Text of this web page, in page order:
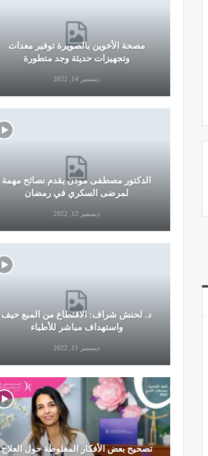
مصحة الأخوين بالصويرة توفير معدات
وتجهيزات حديثة وجد متطورة
ديسمبر 14, 2022
الدكتور مصطفى مودن يقدم نصائح مهمة
لمرضى السكري في رمضان
ديسمبر 12, 2022
د. لحنش شراف: الاقتطاع من المبع حيف
واستهداف مباشر للأطباء
ديسمبر 11, 2022
تصحيح بعض الأفكار المغلوطة حول العلاج